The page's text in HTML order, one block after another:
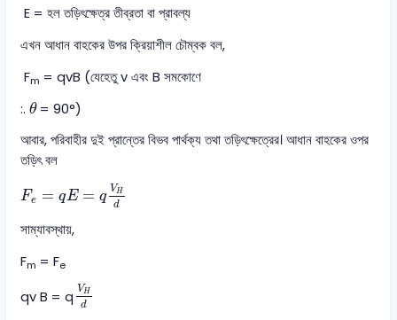
E = হল তড়িৎক্ষেত্র তীব্রতা বা প্রাবল্য
এখন আধান বাহকের উপর ক্রিয়াশীল চৌম্বক বল,
Fm = qvB (যেহেতু v এবং B সমকোণে
:.θ
θ= 90°)
আবার, পরিবাহীর দুই প্রান্তের বিভব পার্থক্য তথা তড়িৎক্ষেত্রের। আধান বাহকের ওপর
তড়িৎ বল
Fe = qE = q
VH
d
Fe = Hd
সাম্যাবস্থায়,
Fm = Fe
qv B = q VH
d
VH